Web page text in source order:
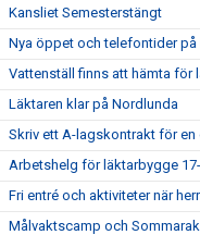
Kansliet Semesterstängt
Nya öppet och telefontider på
Vattenställ finns att hämta för
Läktaren klar på Nordlunda
Skriv ett A-lagskontrakt för en
Arbetshelg för läktarbygge
Fri entré och aktiviteter när
Målvaktscamp och